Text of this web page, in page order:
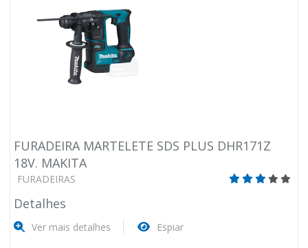
FURADEIRA MARTELETE SDS PLUS DHR171Z
18V. MAKITA
FURADEIRAS
Detalhes
Ver mais detalhes Espiar